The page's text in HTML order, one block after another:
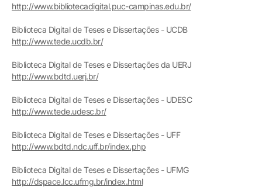
http://www.bibliotecadigital.puc-campinas.edu.br/
Biblioteca Digital de Teses e Dissertações - UCDB
http://www.tede.ucdb.br/
Biblioteca Digital de Teses e Dissertações da UERJ
http://www.bdtd.uerj.br/
Biblioteca Digital de Teses e Dissertações - UDESC
http://www.tede.udesc.br/
Biblioteca Digital de Teses e Dissertações - UFF
http://www.bdtd.ndc.uff.br/index.php
Biblioteca Digital de Teses e Dissertações - UFMG
http://dspace.lcc.ufmg.br/index.html